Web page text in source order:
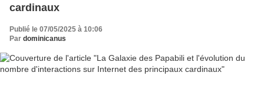
cardinaux
Publié le 07/05/2025 à 10:06
Par dominicanus